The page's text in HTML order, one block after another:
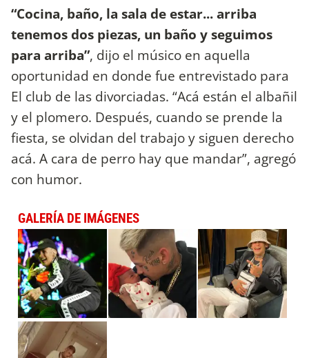
“Cocina, baño, la sala de estar... arriba
tenemos dos piezas, un baño y seguimos
para arriba”, dijo el músico en aquella
oportunidad en donde fue entrevistado para
El club de las divorciadas. “Acá están el albañil
y el plomero. Después, cuando se prende la
fiesta, se olvidan del trabajo y siguen derecho
acá. A cara de perro hay que mandar”, agregó
con humor.
GALERÍA DE IMÁGENES